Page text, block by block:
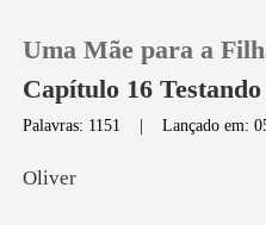
Uma Mãe para a
Capítulo 16
Palavras: 1151 |Lançado em:
iv